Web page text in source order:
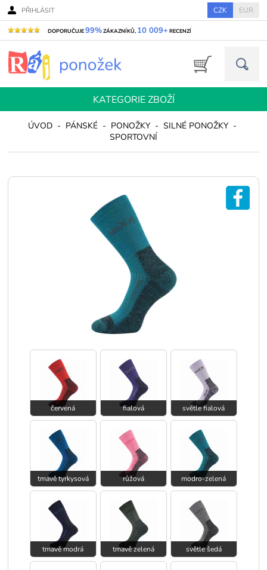
PŘIHLÁSIT CZK EUR
DOPORUČUJE99%ZÁKAZNÍKŮ, 10 009+ RECENZÍ
KATEGORIE ZBOŽÍ
ÚVOD - PÁNSKÉ - PONOŽKY - SILNÉ PONOŽKY -
SPORTOVNÍ
červená fialová světle fialová
tmavě tyrkysová růžová modro-zelená
tmavě modrá tmavě zelená světle šedá